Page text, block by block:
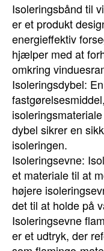
Isoleringsbånd til
er et produkt
energieffektiv
hjælper med at
omkring
Isoleringsdybel:
dybel sikrer en
isoleringen.
Isoleringsevne:
et materiale til at
højere
det til at holde på
Isoleringsevne
er et udtryk, der